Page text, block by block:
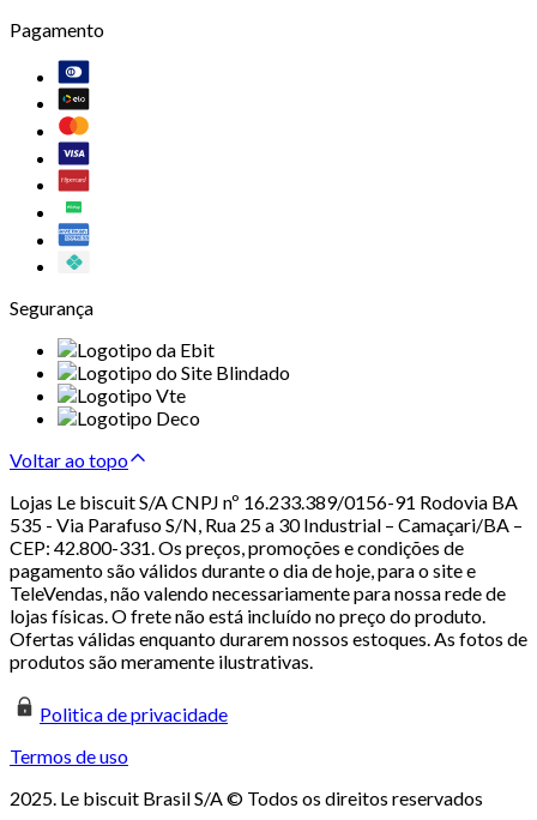
Pagamento
Segurança
Voltar ao topo
Lojas Le biscuit S/A CNPJ nº 16.233.389/0156-91 Rodovia BA
535 - Via Parafuso S/N, Rua 25 a 30 Industrial – Camaçari/BA –
CEP: 42.800-331. Os preços, promoções e condições de
pagamento são válidos durante o dia de hoje, para o site e
TeleVendas, não valendo necessariamente para nossa rede de
lojas físicas. O frete não está incluído no preço do produto.
Ofertas válidas enquanto durarem nossos estoques. As fotos de
produtos são meramente ilustrativas.
Politica de privacidade
Termos de uso
2025. Le biscuit Brasil S/A © Todos os direitos reservados